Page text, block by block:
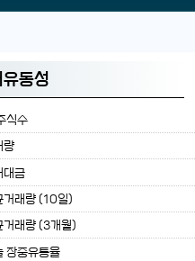
동성
식수
량
대금
거래량 (10일)
거래량 (3개월)
장중유통율